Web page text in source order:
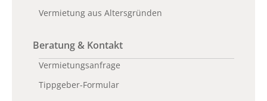
Vermietung aus Altersgründen
Beratung & Kontakt
Vermietungsanfrage
Tippgeber-Formular